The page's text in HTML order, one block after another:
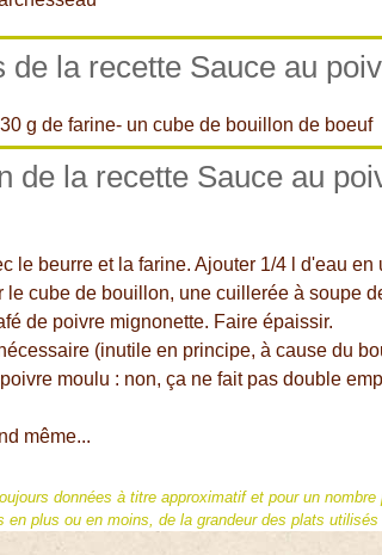
de la recette Sauce au
g de farine- un cube de bouillon de boeuf
de la recette Sauce au
le beurre et la farine. Ajouter 1/4 l d'eau
le cube de bouillon, une cuillerée à soupe
de poivre mignonette. Faire épaissir.
(inutile en principe, à cause du
moulu : non, ça ne fait pas double
même...
données à titre approximatif et pour un
en plus ou en moins, de la grandeur des plats utilisés